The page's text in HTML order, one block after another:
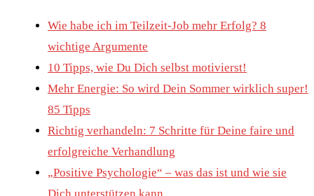
Wie habe ich im Teilzeit-Job mehr Erfolg? 8
wichtige Argumente
10 Tipps, wie Du Dich selbst motivierst!
Mehr Energie: So wird Dein Sommer wirklich super!
85 Tipps
Richtig verhandeln: 7 Schritte für Deine faire und
erfolgreiche Verhandlung
„Positive Psychologie“ – was das ist und wie sie